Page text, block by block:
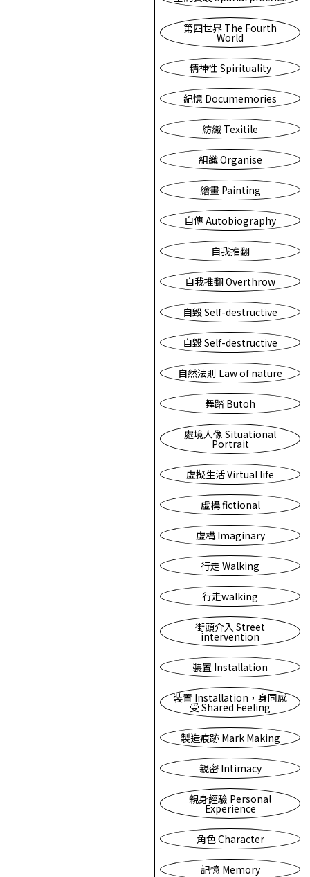
第四世界 The Fourth
World
精神性 Spirituality
紀憶 Documemories
紡織 Texitile
組織 Organise
繪畫 Painting
自傳 Autobiography
自我推翻
自我推翻 Overthrow
自毀 Self-destructive
自毀 Self-destructive
自然法則 Law of nature
舞踏 Butoh
處境人像 Situational
Portrait
虛擬生活 Virtual life
虛構 fictional
虛構 Imaginary
行走 Walking
行走walking
街頭介入 Street
intervention
裝置 Installation
裝置 Installation，身同感
受 Shared Feeling
製造痕跡 Mark Making
親密 Intimacy
親身經驗 Personal
Experience
角色 Character
記憶 Memory